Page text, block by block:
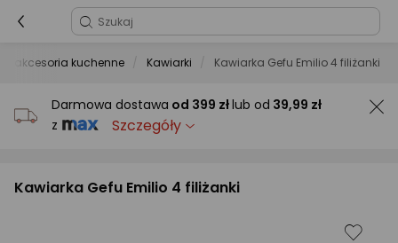
i akcesoria kuchenne Kawiarki Kawiarka Gefu Emilio 4 filiżanki
Darmowa dostawa od 399 złlub od 39,99 zł
z
Szczegóły
Kawiarka Gefu Emilio 4 filiżanki